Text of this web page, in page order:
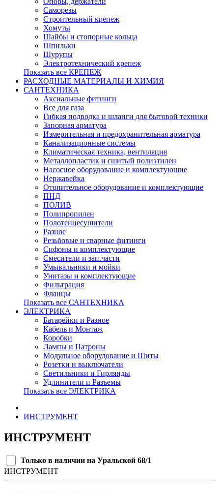
Саморезы
Строительный крепеж
Хомуты
Шайбы и стопорные кольца
Шпильки
Шурупы
Электротехнический крепеж
Показать все КРЕПЕЖ
РАСХОДНЫЕ МАТЕРИАЛЫ И ХИМИЯ
САНТЕХНИКА
Аксиальные фитинги
Все для газа
Гибкая подводка и шланги для бытовой техники
Запорная арматура
Измерительная и предохранительная арматура
Канализационные системы
Климатическая техника, вентиляция
Металлопластик и сшитый полиэтилен
Насосное оборудование и комплектующие
Нержавейка
Отопительное оборудование и комплектующие
ПНД
ПОЛИВ
Полипропилен
Полотенцесушители
Разное
Резьбовые и сварные фитинги
Сифоны и комплектующие
Смесители и зап.части
Умывальники и мойки
Унитазы и комплектующие
Фильтрация
Фланцы
Показать все САНТЕХНИКА
ЭЛЕКТРИКА
Батарейки и Разное
Кабель и Монтаж
Коробки
Лампы и Патроны
Модульное оборудование и Щиты
Розетки и выключатели
Светильники и Гирлянды
Удлинители и Разъемы
Показать все ЭЛЕКТРИКА
ИНСТРУМЕНТ
ИНСТРУМЕНТ
Только в наличии на Уральской 68/1
ИНСТРУМЕНТ